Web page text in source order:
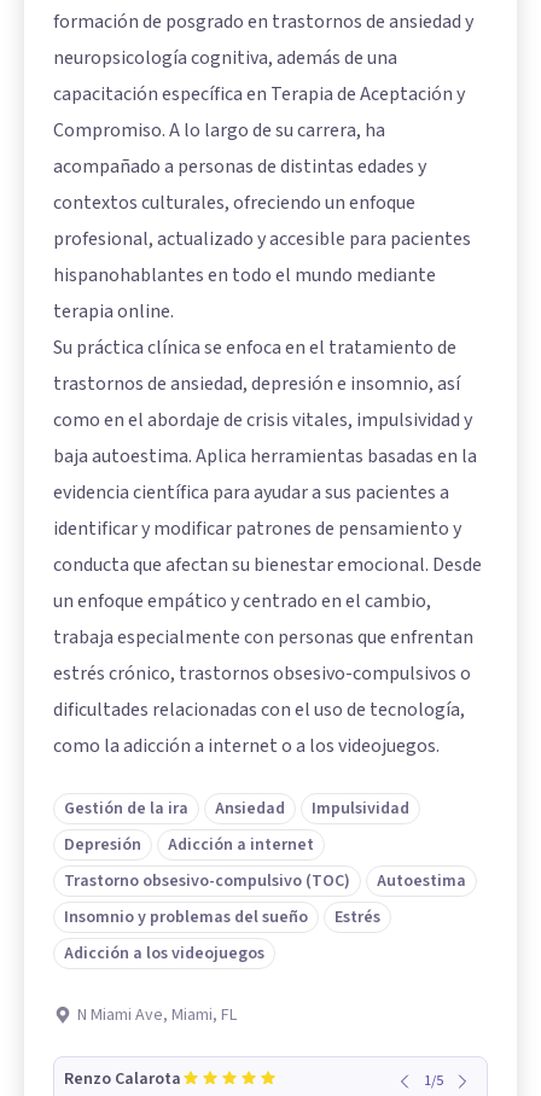
formación de posgrado en trastornos de ansiedad y
neuropsicología cognitiva, además de una
capacitación específica en Terapia de Aceptación y
Compromiso. A lo largo de su carrera, ha
acompañado a personas de distintas edades y
contextos culturales, ofreciendo un enfoque
profesional, actualizado y accesible para pacientes
hispanohablantes en todo el mundo mediante
terapia online.
Su práctica clínica se enfoca en el tratamiento de
trastornos de ansiedad, depresión e insomnio, así
como en el abordaje de crisis vitales, impulsividad y
baja autoestima. Aplica herramientas basadas en la
evidencia científica para ayudar a sus pacientes a
identificar y modificar patrones de pensamiento y
conducta que afectan su bienestar emocional. Desde
un enfoque empático y centrado en el cambio,
trabaja especialmente con personas que enfrentan
estrés crónico, trastornos obsesivo-compulsivos o
dificultades relacionadas con el uso de tecnología,
como la adicción a internet o a los videojuegos.
Gestión de la ira Ansiedad
Impulsividad
Depresión
Adicción a internet
Trastorno obsesivo-compulsivo (TOC)
Autoestima
Insomnio y problemas del sueño
Estrés
Adicción a los videojuegos
N Miami Ave, Miami, FL
Renzo Calarota
1/5